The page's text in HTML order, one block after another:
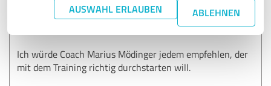
AUSWAHL ERLAUBEN ABLEHNEN
SEHR GUT Empfehlung
Ich würde Coach Marius Mödinger jedem empfehlen, der
mit dem Training richtig durchstarten will.